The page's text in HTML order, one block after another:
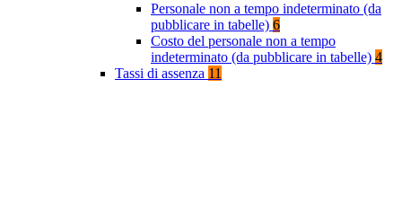
Personale non a tempo indeterminato (da
pubblicare in tabelle) 6
Costo del personale non a tempo
indeterminato (da pubblicare in tabelle) 4
Tassi di assenza 11